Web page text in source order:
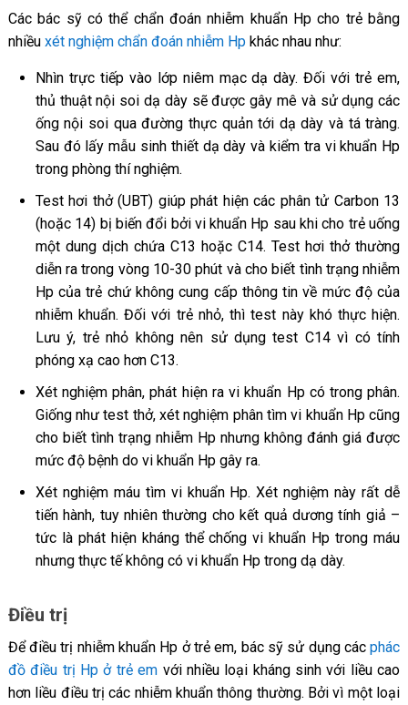
Các bác sỹ có thể chẩn đoán nhiễm khuẩn Hp cho trẻ bằng
nhiều xét nghiệm chẩn đoán nhiễm Hpkhác nhau như:
Nhìn trực tiếp vào lớp niêm mạc dạ dày. Đối với trẻ em,
thủ thuật nội soi dạ dày sẽ được gây mê và sử dụng các
ống nội soi qua đường thực quản tới dạ dày và tá tràng.
Sau đó lấy mẫu sinh thiết dạ dày và kiểm tra vi khuẩn Hp
trong phòng thí nghiệm.
Test hơi thở (UBT) giúp phát hiện các phân tử Carbon 13
(hoặc 14) bị biến đổi bởi vi khuẩn Hp sau khi cho trẻ uống
một dung dịch chứa C13 hoặc C14. Test hơi thở thường
diễn ra trong vòng 10-30 phút và cho biết tình trạng nhiễm
Hp của trẻ chứ không cung cấp thông tin về mức độ của
nhiễm khuẩn. Đối với trẻ nhỏ, thì test này khó thực hiện.
Lưu ý, trẻ nhỏ không nên sử dụng test C14 vì có tính
phóng xạ cao hơn C13.
Xét nghiệm phân, phát hiện ra vi khuẩn Hp có trong phân.
Giống như test thở, xét nghiệm phân tìm vi khuẩn Hp cũng
cho biết tình trạng nhiễm Hp nhưng không đánh giá được
mức độ bệnh do vi khuẩn Hp gây ra.
Xét nghiệm máu tìm vi khuẩn Hp. Xét nghiệm này rất dễ
tiến hành, tuy nhiên thường cho kết quả dương tính giả –
tức là phát hiện kháng thể chống vi khuẩn Hp trong máu
nhưng thực tế không có vi khuẩn Hp trong dạ dày.
Điều trị
Để điều trị nhiễm khuẩn Hp ở trẻ em, bác sỹ sử dụng cácphác
đồ điều trị Hp ở trẻ em với nhiều loại kháng sinh với liều cao
hơn liều điều trị các nhiễm khuẩn thông thường. Bởi vì một loại